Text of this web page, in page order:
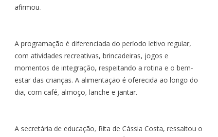
afirmou.
A programação é diferenciada do período letivo regular,
com atividades recreativas, brincadeiras, jogos e
momentos de integração, respeitando a rotina e o bem-
estar das crianças. A alimentação é oferecida ao longo do
dia, com café, almoço, lanche e jantar.
A secretária de educação, Rita de Cássia Costa, ressaltou o